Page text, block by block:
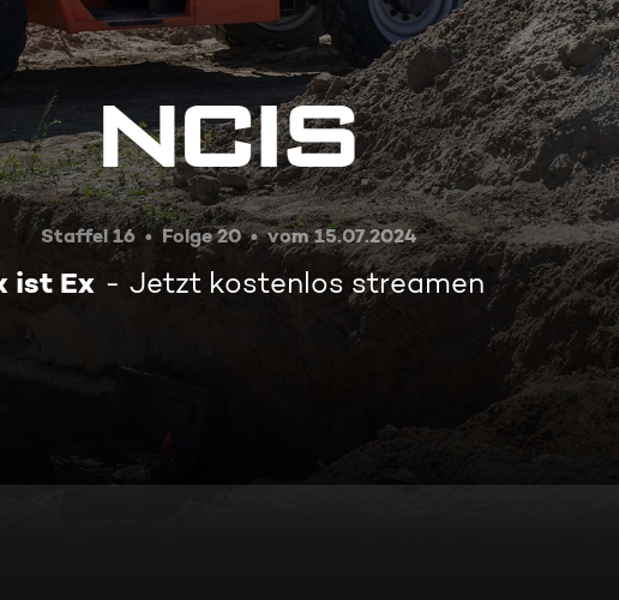
Ex ist Ex
Staffel 16 Folge 20 vom 15.07.2024
ist Ex Jetzt kostenlos streamen